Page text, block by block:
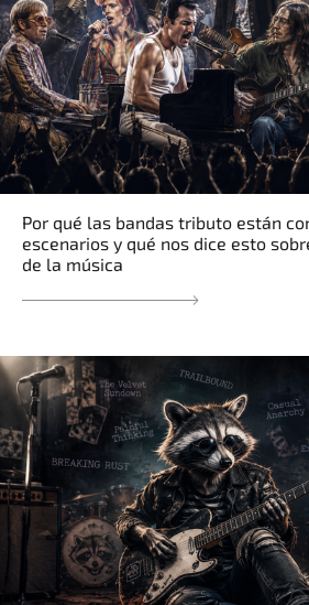
Por qué las bandas tributo están
escenarios y qué nos dice esto
de la música